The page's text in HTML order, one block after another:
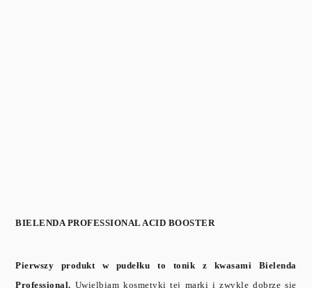
BIELENDA PROFESSIONAL ACID BOOSTER
Pierwszy produkt w pudełku to tonik z kwasami Bielenda
Professional. Uwielbiam kosmetyki tej marki i zwykle dobrze się